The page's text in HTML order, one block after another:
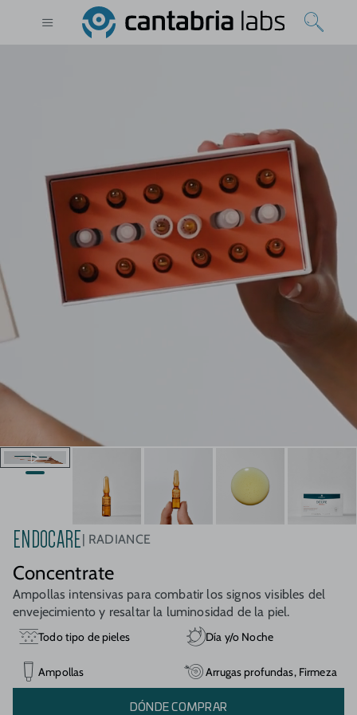
ENDOCARE RADIANCE
Concentrate
Ampollas intensivas para combatir los signos visibles del
envejecimiento y resaltar la luminosidad de la piel.
Todo tipo de pieles Día y/o Noche
Ampollas Arrugas profundas, Firmeza
DÓNDE COMPRAR